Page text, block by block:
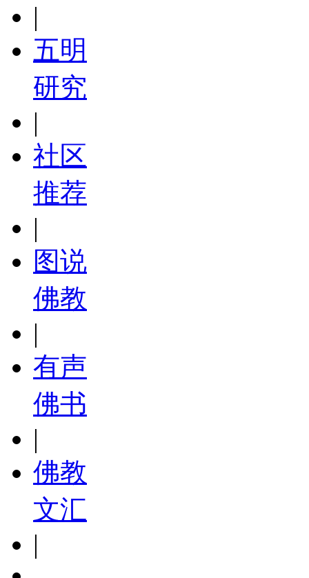
|
五明
研究
|
社区
推荐
|
图说
佛教
|
有声
佛书
|
佛教
文汇
|